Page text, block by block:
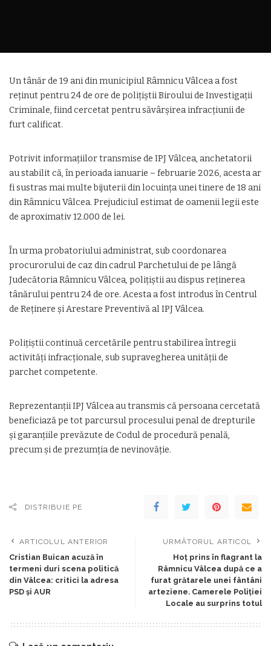
Un tânăr de 19 ani din municipiul Râmnicu Vâlcea a fost
reținut pentru 24 de ore de polițiștii Biroului de Investigații
Criminale, fiind cercetat pentru săvârșirea infracțiunii de
furt calificat.
Potrivit informațiilor transmise de IPJ Vâlcea, anchetatorii
au stabilit că, în perioada ianuarie – februarie 2026, acesta ar
fi sustras mai multe bijuterii din locuința unei tinere de 18 ani
din Râmnicu Vâlcea. Prejudiciul estimat de oamenii legii este
de aproximativ 12.000 de lei.
În urma probatoriului administrat, sub coordonarea
procurorului de caz din cadrul Parchetului de pe lângă
Judecătoria Râmnicu Vâlcea, polițiștii au dispus reținerea
tânărului pentru 24 de ore. Acesta a fost introdus în Centrul
de Reținere și Arestare Preventivă al IPJ Vâlcea.
Polițiștii continuă cercetările pentru stabilirea întregii
activități infracționale, sub supravegherea unității de
parchet competente.
Reprezentanții IPJ Vâlcea au transmis că persoana cercetată
beneficiază pe tot parcursul procesului penal de drepturile
și garanțiile prevăzute de Codul de procedură penală,
precum și de prezumția de nevinovăție.
DISTRIBUIE PE
ARTICOLUL ANTERIOR
Cristian Buican acuză în
termeni duri scena politică
din Vâlcea: critici la adresa
PSD și AUR
URMĂTORUL ARTICOL
Hoț prins în flagrant la
Râmnicu Vâlcea după ce a
furat grătarele unei fântâni
arteziene. Camerele Poliției
Locale au surprins totul